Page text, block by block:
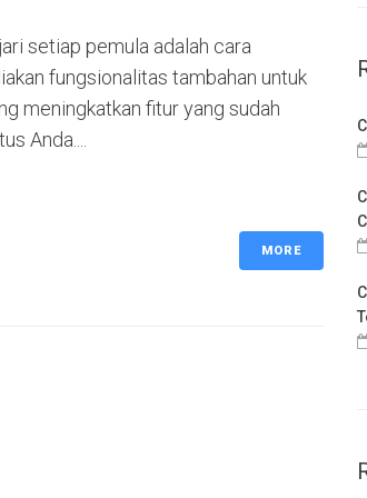
setiap pemula adalah cara
fungsionalitas tambahan untuk
meningkatkan fitur yang sudah
Anda....
MORE